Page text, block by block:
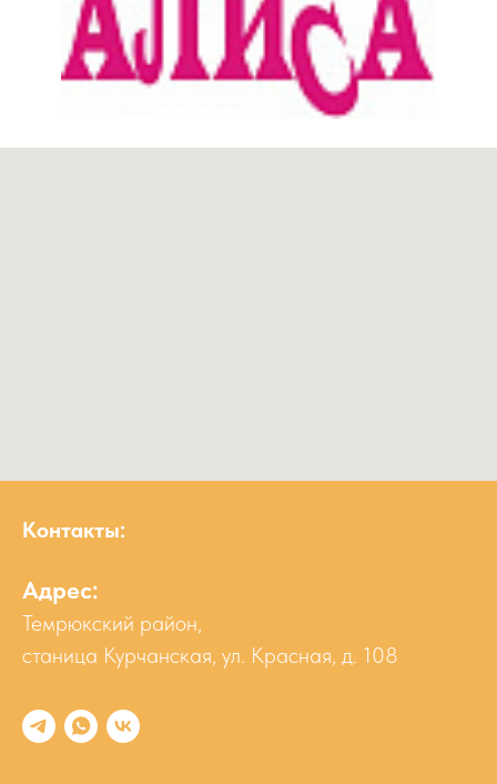
Контакты:
Адрес:
Темрюкский район,
станица Курчанская, ул. Красная, д. 108